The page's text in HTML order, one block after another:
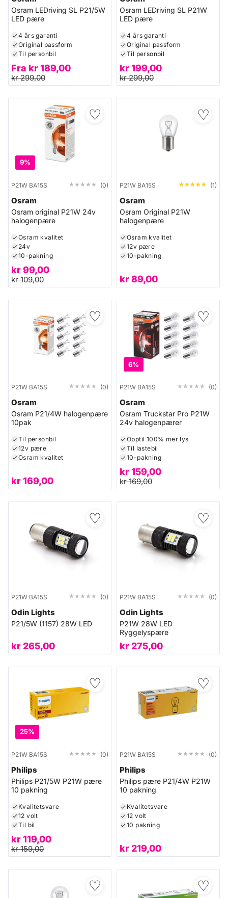
Osram LEDriving SL P21/5W
LED pære
4 års garanti
Original passform
Til personbil
Fra kr189,00
kr299,00
Osram LEDriving SL P21W
LED pære
4 års garanti
Original passform
Til personbil
kr199,00
kr299,00
♡
9%
P21W BA15S ★★★★★
★★★★★ (0)
Osram
Osram original P21W 24v
halogenpære
Osram kvalitet
24v
10-pakning
kr99,00
kr109,00
♡
P21W BA15S ★★★★★
★★★★★ (1)
Osram
Osram Original P21W
halogenpære
Osram kvalitet
12v pære
10-pakning
kr89,00
♡
P21W BA15S ★★★★★
★★★★★ (0)
Osram
Osram P21/4W halogenpære
10pak
Til personbil
12v pære
Osram kvalitet
kr169,00
♡
6%
P21W BA15S ★★★★★
★★★★★ (0)
Osram
Osram Truckstar Pro P21W
24v halogenpærer
Opptil 100% mer lys
Til lastebil
10-pakning
kr159,00
kr169,00
♡
P21W BA15S ★★★★★
★★★★★ (0)
Odin Lights
P21/5W (1157) 28W LED
kr265,00
♡
P21W BA15S ★★★★★
★★★★★ (0)
Odin Lights
P21W 28W LED
Ryggelyspære
kr275,00
♡
25%
P21W BA15S ★★★★★
★★★★★ (0)
Philips
Philips P21/5W P21W pære
10 pakning
Kvalitetsvare
12 volt
Til bil
kr119,00
kr159,00
♡
P21W BA15S ★★★★★
★★★★★ (0)
Philips
Philips pære P21/4W P21W
10 pakning
Kvalitetsvare
12 volt
10 pakning
kr219,00
♡ ♡